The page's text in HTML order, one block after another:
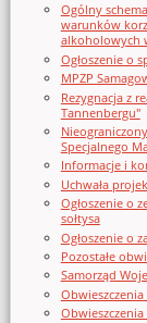
Ogólny
warunków
alkoholowych
Ogłoszenie o
MPZP
Rezygnacja z
Tannenbergu"
Specjalnego
Informacje i
Uchwała
Ogłoszenie o
sołtysa
Ogłoszenie o
Pozostałe
Samorząd